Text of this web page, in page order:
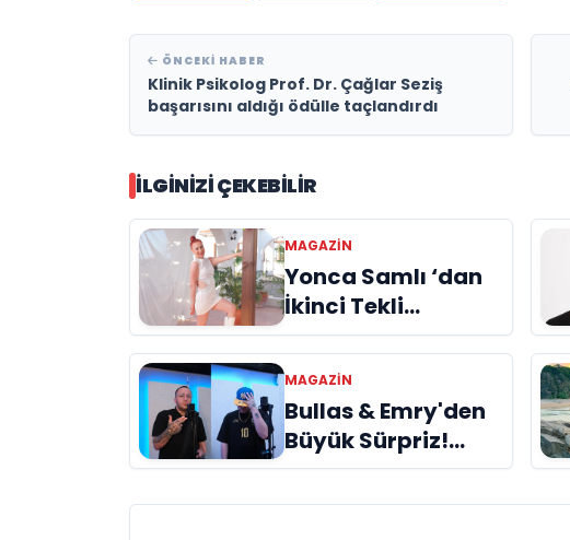
ÖNCEKI HABER
Klinik Psikolog Prof. Dr. Çağlar Seziş
başarısını aldığı ödülle taçlandırdı
İLGINIZI ÇEKEBILIR
MAGAZİN
Yonca Samlı ‘dan
İkinci Tekli
“Donacaksın
Sevgilim “
yayımlandı
MAGAZİN
Bullas & Emry'den
Büyük Sürpriz!
"Kaç Kurtul" ile
Tarz Değiştirdiler